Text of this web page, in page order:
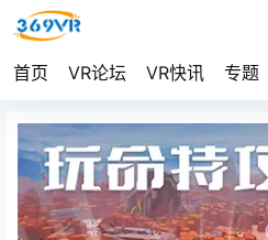
首页 VR论坛 VR快讯 专题